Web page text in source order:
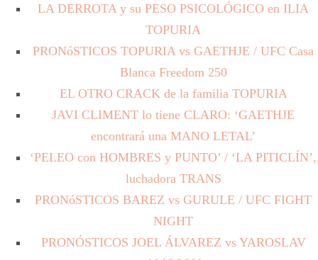
LA DERROTA y su PESO PSICOLÓGICO en ILIA
TOPURIA
PRONóSTICOS TOPURIA vs GAETHJE / UFC Casa
Blanca Freedom 250
EL OTRO CRACK de la familia TOPURIA
JAVI CLIMENT lo tiene CLARO: ‘GAETHJE
encontrará una MANO LETAL’
‘PELEO con HOMBRES y PUNTO’ / ‘LA PITICLÍN’,
luchadora TRANS
PRONóSTICOS BAREZ vs GURULE / UFC FIGHT
NIGHT
PRONÓSTICOS JOEL ÁLVAREZ vs YAROSLAV